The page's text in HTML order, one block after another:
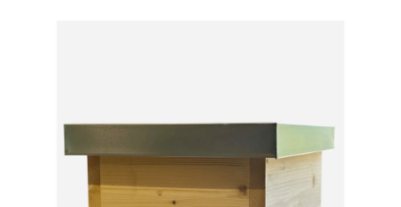
MEDOVINA
MEDOVÉ DARČEKOVÉ SETY